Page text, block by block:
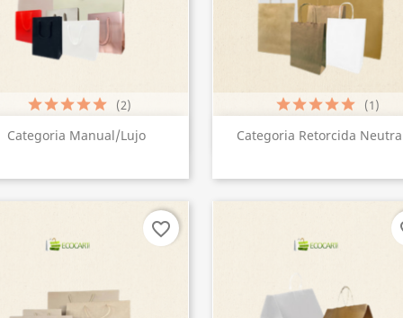
Categoria Manual/Lujo
(2)
Vista rápida
Categoria Retorcida
(1)
Vista rápida
favorite_border